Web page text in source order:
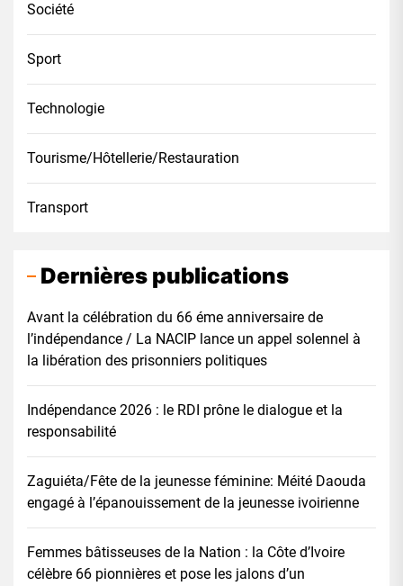
Société
Sport
Technologie
Tourisme/Hôtellerie/Restauration
Transport
Dernières publications
Avant la célébration du 66 éme anniversaire de
l’indépendance / La NACIP lance un appel solennel à
la libération des prisonniers politiques
Indépendance 2026 : le RDI prône le dialogue et la
responsabilité
Zaguiéta/Fête de la jeunesse féminine: Méité Daouda
engagé à l’épanouissement de la jeunesse ivoirienne
Femmes bâtisseuses de la Nation : la Côte d’Ivoire
célèbre 66 pionnières et pose les jalons d’un